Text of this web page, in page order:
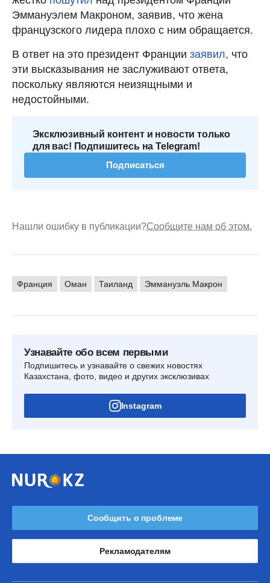
Эммануэлем Макроном, заявив, что жена
французского лидера плохо с ним обращается.
В ответ на это президент Франции заявил, что
эти высказывания не заслуживают ответа,
поскольку являются неизящными и
недостойными.
Эксклюзивный контент и новости только
для вас! Подпишитесь на Telegram!
Подписаться
Нашли ошибку в публикации?Сообщите нам об этом.
Франция Оман Таиланд Эммануэль Макрон
Узнавайте обо всем первыми
Подпишитесь и узнавайте о свежих новостях
Казахстана, фото, видео и других эксклюзивах
Instagram
Сообщить о проблеме
Рекламодателям